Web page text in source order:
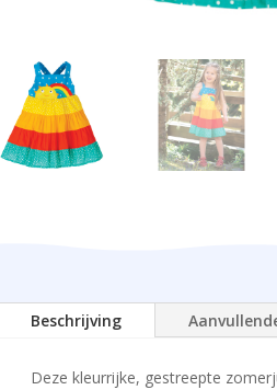
Beschrijving
Deze kleurrijke, gestreepte